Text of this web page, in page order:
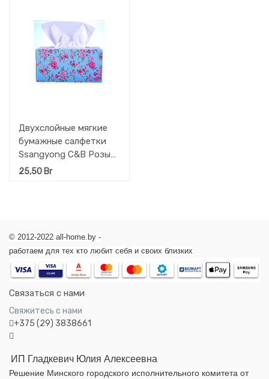
Двухслойные мягкие
бумажные салфетки
Ssangyong C&B Розы
250 шт
25,50 Br
© 2012-2022 all-home.by -
работаем для тех кто любит себя и своих близких
Связаться с нами
Свяжитесь с нами
+375 (29) 3838661
ИП Гладкевич Юлия Алексеевна
Решение Минского городского исполнительного комитета от